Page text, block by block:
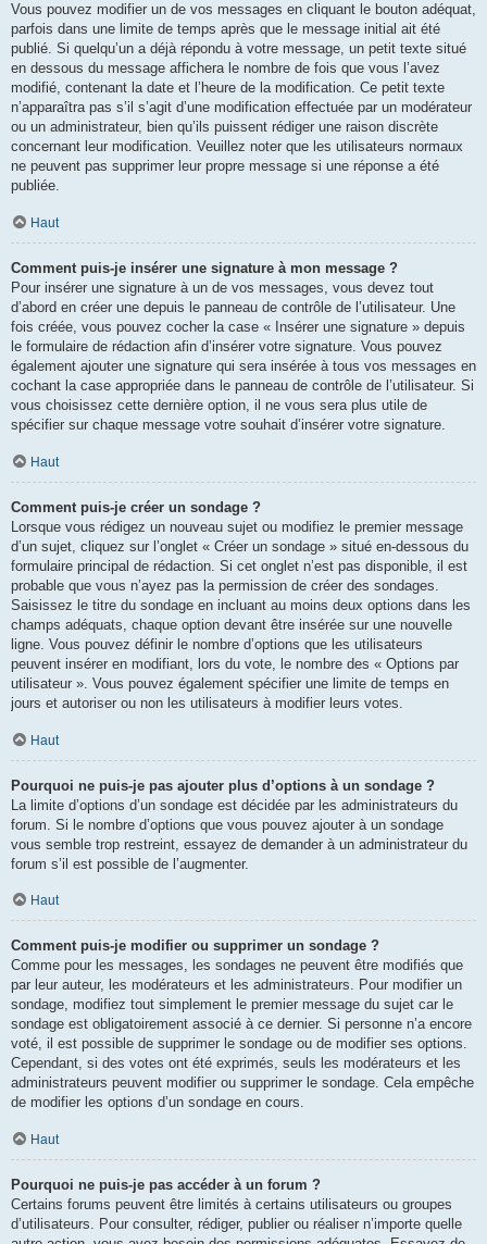
Vous pouvez modifier un de vos messages en cliquant le bouton adéquat,
parfois dans une limite de temps après que le message initial ait été
publié. Si quelqu’un a déjà répondu à votre message, un petit texte situé
en dessous du message affichera le nombre de fois que vous l’avez
modifié, contenant la date et l’heure de la modification. Ce petit texte
n’apparaîtra pas s’il s’agit d’une modification effectuée par un modérateur
ou un administrateur, bien qu’ils puissent rédiger une raison discrète
concernant leur modification. Veuillez noter que les utilisateurs normaux
ne peuvent pas supprimer leur propre message si une réponse a été
publiée.
Haut
Comment puis-je insérer une signature à mon message ?
Pour insérer une signature à un de vos messages, vous devez tout
d’abord en créer une depuis le panneau de contrôle de l’utilisateur. Une
fois créée, vous pouvez cocher la case « Insérer une signature » depuis
le formulaire de rédaction afin d’insérer votre signature. Vous pouvez
également ajouter une signature qui sera insérée à tous vos messages en
cochant la case appropriée dans le panneau de contrôle de l’utilisateur. Si
vous choisissez cette dernière option, il ne vous sera plus utile de
spécifier sur chaque message votre souhait d’insérer votre signature.
Haut
Comment puis-je créer un sondage ?
Lorsque vous rédigez un nouveau sujet ou modifiez le premier message
d’un sujet, cliquez sur l’onglet « Créer un sondage » situé en-dessous du
formulaire principal de rédaction. Si cet onglet n’est pas disponible, il est
probable que vous n’ayez pas la permission de créer des sondages.
Saisissez le titre du sondage en incluant au moins deux options dans les
champs adéquats, chaque option devant être insérée sur une nouvelle
ligne. Vous pouvez définir le nombre d’options que les utilisateurs
peuvent insérer en modifiant, lors du vote, le nombre des « Options par
utilisateur ». Vous pouvez également spécifier une limite de temps en
jours et autoriser ou non les utilisateurs à modifier leurs votes.
Haut
Pourquoi ne puis-je pas ajouter plus d’options à un sondage ?
La limite d’options d’un sondage est décidée par les administrateurs du
forum. Si le nombre d’options que vous pouvez ajouter à un sondage
vous semble trop restreint, essayez de demander à un administrateur du
forum s’il est possible de l’augmenter.
Haut
Comment puis-je modifier ou supprimer un sondage ?
Comme pour les messages, les sondages ne peuvent être modifiés que
par leur auteur, les modérateurs et les administrateurs. Pour modifier un
sondage, modifiez tout simplement le premier message du sujet car le
sondage est obligatoirement associé à ce dernier. Si personne n’a encore
voté, il est possible de supprimer le sondage ou de modifier ses options.
Cependant, si des votes ont été exprimés, seuls les modérateurs et les
administrateurs peuvent modifier ou supprimer le sondage. Cela empêche
de modifier les options d’un sondage en cours.
Haut
Pourquoi ne puis-je pas accéder à un forum ?
Certains forums peuvent être limités à certains utilisateurs ou groupes
d’utilisateurs. Pour consulter, rédiger, publier ou réaliser n’importe quelle